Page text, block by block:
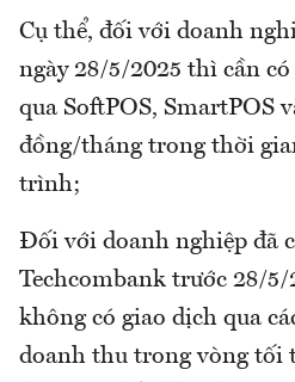
Cụ thể, đối với doanh
ngày 28/5/2025 thì cần
qua SoftPOS, SmartPOS
đồng/tháng trong thời
trình;
Đối với doanh nghiệp đã
Techcombank trước 28/
không có giao dịch qua
doanh thu trong vòng tối